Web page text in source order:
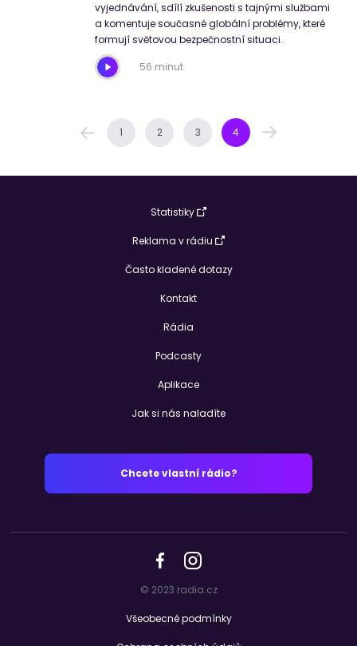
vyjednávání, sdílí zkušenosti s tajnými službami
a komentuje současné globální problémy, které
formují světovou bezpečnostní situaci.
56 minut
1 2 3 4
Statistiky
Reklama v rádiu
Často kladené dotazy
Kontakt
Rádia
Podcasty
Aplikace
Jak si nás naladíte
Chcete vlastní rádio?
© 2023 radia.cz
Všeobecné podmínky